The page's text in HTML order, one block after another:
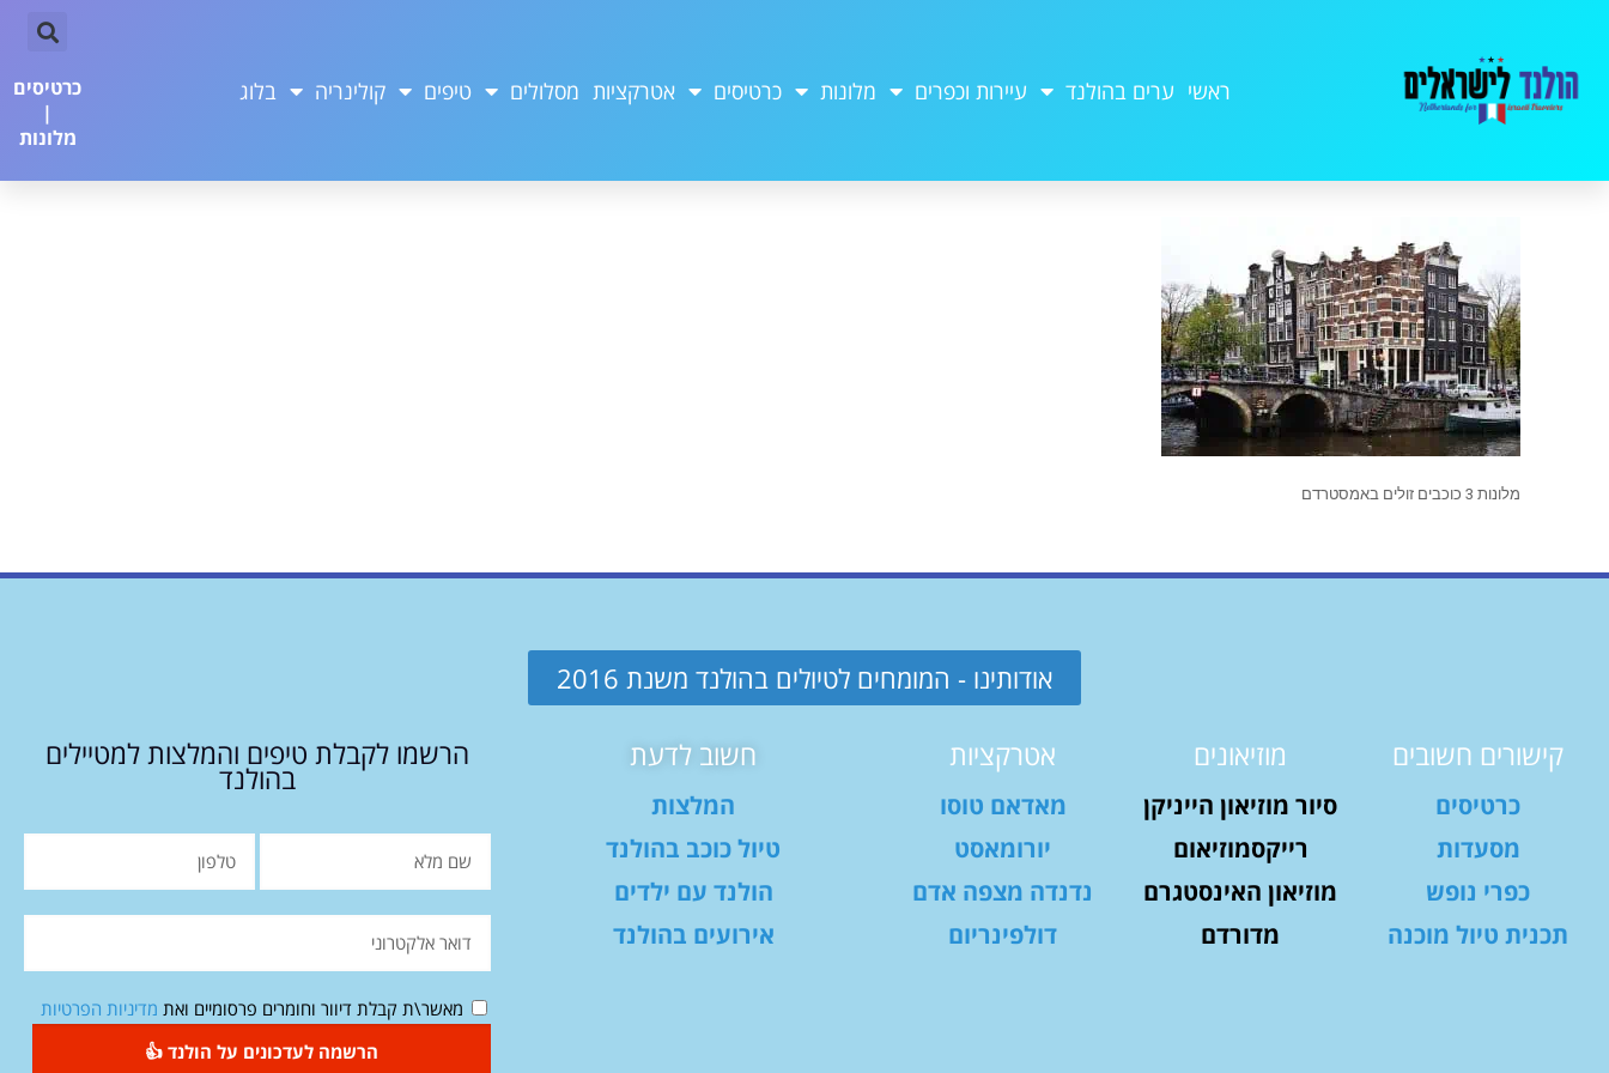
ראשי ערים בהולנד עיירות וכפרים מלונות כרטיסים אטרקציות מסלולים טיפים קולינריה בלוג
כרטיסים
|
מלונות
מלונות 3 כוכבים זולים באמסטרדם
אודותינו - המומחים לטיולים בהולנד משנת 2016
קישורים חשובים
כרטיסים
מסעדות
כפרי נופש
תכנית טיול מוכנה
מוזיאונים
סיור מוזיאון הייניקן
רייקסמוזיאום
מוזיאון האינסטגרם
מדורדם
אטרקציות
מאדאם טוסו
יורומאסט
נדנדה מצפה אדם
דולפינריום
חשוב לדעת
המלצות
טיול כוכב בהולנד
הולנד עם ילדים
אירועים בהולנד
הרשמו לקבלת טיפים והמלצות למטיילים
בהולנד
מאשר\ת קבלת דיוור וחומרים פרסומיים ואת מדיניות הפרטיות
הרשמה לעדכונים על הולנד 👍